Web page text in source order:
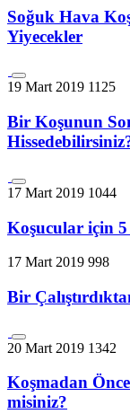
Soğuk Hava
Yiyecekler
19 Mart 2019 1125
Bir Koşunun
17 Mart 2019 1044
Koşucular için 5
17 Mart 2019 998
Bir
20 Mart 2019 1342
Koşmadan
misiniz?